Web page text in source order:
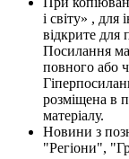
і світу» , для
відкрите для
Посилання
повного або
розміщена в
матеріалу.
Новини з
"Регіони",